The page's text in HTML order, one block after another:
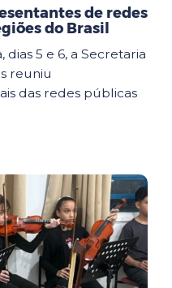
de redes
do Brasil
5 e 6, a Secretaria
reuniu
das redes públicas